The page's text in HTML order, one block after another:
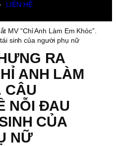
LIÊN HỆ
MV “Chỉ Anh Làm Em Khóc”.
sinh của người phụ nữ
RA
ANH LÀM
CÂU
NỖI ĐAU
CỦA
NỮ